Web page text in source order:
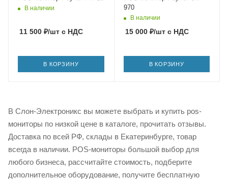
В наличии
11 500 ₽/шт с НДС
В КОРЗИНУ
970
В наличии
15 000₽/штс НДС
В КОРЗИНУ
В Слон-Электроникс вы можете выбрать и купить pos-
мониторы по низкой цене в каталоге, прочитать отзывы.
Доставка по всей РФ, склады в Екатеринбурге, товар
всегда в наличии. POS-мониторы большой выбор для
любого бизнеса, рассчитайте стоимость, подберите
дополнительное оборудование, получите бесплатную